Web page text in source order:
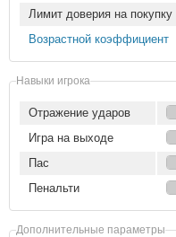
Лимит доверия на покупку
Возрастной коэффициент
Навыки игрока
Отражение ударов
Игра на выходе
Пас
Пенальти
Дополнительные параметры